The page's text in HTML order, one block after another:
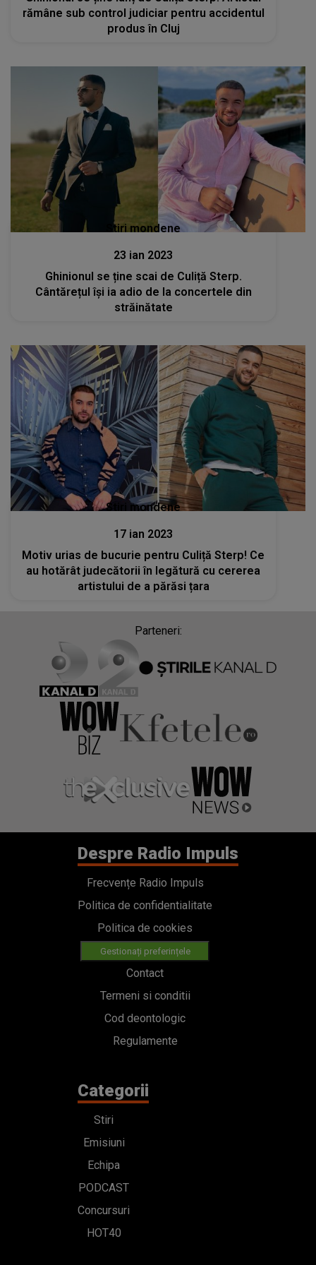
rămâne sub control judiciar pentru accidentul
produs în Cluj
Stiri mondene
23 ian 2023
Ghinionul se ține scai de Culiță Sterp.
Cântărețul își ia adio de la concertele din
străinătate
Stiri mondene
17 ian 2023
Motiv urias de bucurie pentru Culiță Sterp! Ce
au hotărât judecătorii în legătură cu cererea
artistului de a părăsi țara
Parteneri:
Despre Radio Impuls
Frecvențe Radio Impuls
Politica de confidentialitate
Politica de cookies
Gestionați preferințele
Contact
Termeni si conditii
Cod deontologic
Regulamente
Categorii
Stiri
Emisiuni
Echipa
PODCAST
Concursuri
HOT40